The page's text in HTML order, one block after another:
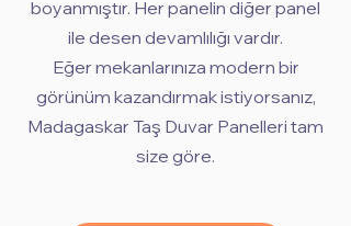
boyanmıştır. Her panelin diğer panel
ile desen devamlılığı vardır.
Eğer mekanlarınıza modern bir
görünüm kazandırmak istiyorsanız,
Madagaskar Taş Duvar Panelleri tam
size göre.